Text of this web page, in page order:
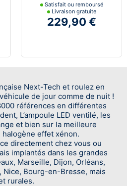
Satisfait ou remboursé
Livraison gratuite
229,90 €
Next-Tech et roulez en
de jour comme de nuit !
références en différentes
L’ampoule LED ventilé, les
et bien sur la meilleure
halogène effet xénon.
directement chez vous ou
implantés dans les grandes
Marseille, Dijon, Orléans,
Nice, Bourg-en-Bresse, mais
rurales.